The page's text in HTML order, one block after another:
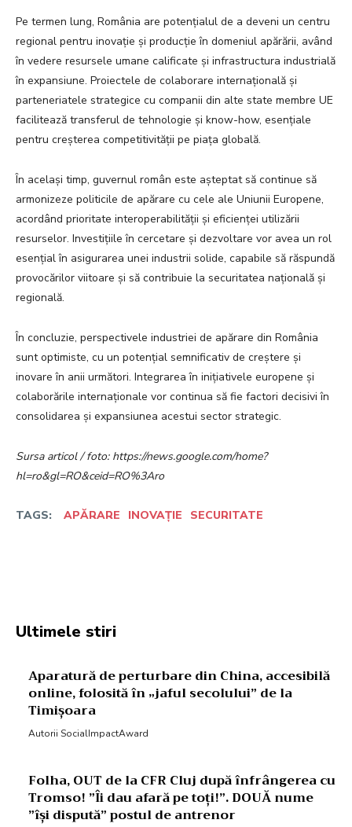
Pe termen lung, România are potențialul de a deveni un centru
regional pentru inovație și producție în domeniul apărării, având
în vedere resursele umane calificate și infrastructura industrială
în expansiune. Proiectele de colaborare internațională și
parteneriatele strategice cu companii din alte state membre UE
facilitează transferul de tehnologie și know-how, esențiale
pentru creșterea competitivității pe piața globală.
În același timp, guvernul român este așteptat să continue să
armonizeze politicile de apărare cu cele ale Uniunii Europene,
acordând prioritate interoperabilității și eficienței utilizării
resurselor. Investițiile în cercetare și dezvoltare vor avea un rol
esențial în asigurarea unei industrii solide, capabile să răspundă
provocărilor viitoare și să contribuie la securitatea națională și
regională.
În concluzie, perspectivele industriei de apărare din România
sunt optimiste, cu un potențial semnificativ de creștere și
inovare în anii următori. Integrarea în inițiativele europene și
colaborările internaționale vor continua să fie factori decisivi în
consolidarea și expansiunea acestui sector strategic.
Sursa articol / foto: https://news.google.com/home?
hl=ro&gl=RO&ceid=RO%3Aro
TAGS: APĂRARE INOVAȚIE SECURITATE
Ultimele stiri
Aparatură de perturbare din China, accesibilă
online, folosită în „jaful secolului” de la
Timișoara
Autorii SocialImpactAward
Folha, OUT de la CFR Cluj după înfrângerea cu
Tromso! ”Îi dau afară pe toți!”. DOUĂ nume
”își dispută” postul de antrenor